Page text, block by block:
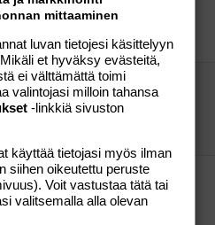
tuttavia=)
Perhe-elämä
23.09.2006
yhtesöst etsiin uusia
MESE yhteisöstä!!
Perhe-elämä
mittaaminen
luvan tietojesi käsittelyyn
et hyväksy evästeitä,
ei välttämättä toimi
valintojasi milloin tahansa
-linkkiä sivuston
käyttää tietojasi myös ilman
siihen oikeutettu peruste
Voit vastustaa tätä tai
valitsemalla alla olevan